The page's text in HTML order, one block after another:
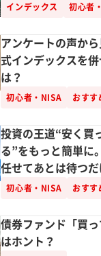
インデックス 初心者
アンケートの声か
式インデックスを併
は？
初心者・NISA おすす
投資の王道“安く買
る”をもっと簡単に
任せてあとは待つ
アロケーション）
初心者・NISA おすす
債券ファンド「買っ
はホント？